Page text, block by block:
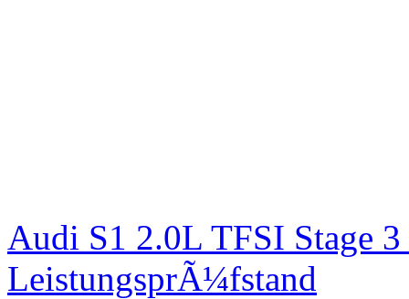
Audi S1 2.0L TFSI Stage
LeistungsprÃ¼fstand